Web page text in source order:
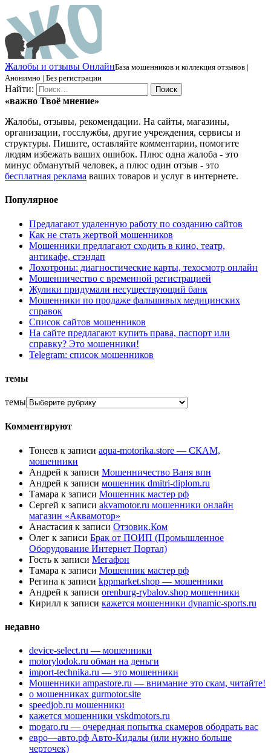
Жалобы и отзывы ОнлайнБаза мошенников и коллекция отзывов |
Анонимно | Без регистрации
Найти:
«важно Твоё мнение»
Жалобы, отзывы, рекомендации. На сайты, магазины,
организации, госслужбы, другие учреждения, сервисы и
структуры. Пишите, оставляйте комментарии, помогите
людям избежать ваших ошибок. Плюс одна жалоба - это
минус обманутый человек, а плюс один отзыв - это
бесплатная реклама ваших товаров и услуг в интернете.
Популярное
Предлагают удаленную работу по созданию сайтов
Как не стать жертвой мошенников
Мошенники предлагают сходить в кино, театр,
антикафе, стэндап
Лохотроны: диагностические карты, техосмотр онлайн
Мошенничество с временной регистрацией
Жулики придумали несуществующий банк
Мошенники по продаже фальшивых медицинских
справок
Список сайтов мошенников
На сайте предлагают купить права, паспорт или
справку? Это мошенники!
Telegram: список мошенников
темы
темы
Комментируют
Тонеев к записи aqua-motorika.store — СКАМ,
мошенники
Андрей к записи Мошенничество Ваня впн
Андрей к записи мошенник dmitri-diplom.ru
Тамара к записи Мошенник мастер рф
Сергей к записи akvamotor.ru мошенники онлайн
магазин «Аквамотор»
Анастасия к записи Отзовик.Ком
Олег к записи Брак от ПОИП (Промышленное
Оборудование Интернет Портал)
Гость к записи Мегафон
Тамара к записи Мошенник мастер рф
Регина к записи kppmarket.shop — мошенники
Андрей к записи orenburg-rybalov.shop мошенники
Кирилл к записи кажется мошенники dynamic-sports.ru
недавно
device-select.ru — мошенники
motorylodok.ru обман на деньги
import-technika.ru — это мошенники
Мошенники ampastore.ru — внимание это скам, читайте!
о мошенниках gurmotor.site
speedjob.ru мошенники
кажется мошенники vskdmotors.ru
mogaro.ru — очередная попытка скамеров ободрать вас
евро—авто.рф Авто-Кидалы (или нужно больше
черточек)